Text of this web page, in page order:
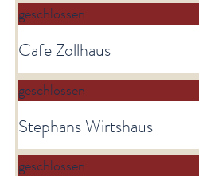
geschlossen
Cafe Zollhaus
geschlossen
Stephans Wirtshaus
geschlossen